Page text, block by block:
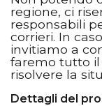
regione, ci
responsabili
corrieri. In
invitiamo a
faremo tutto il
risolvere la
Dettagli del